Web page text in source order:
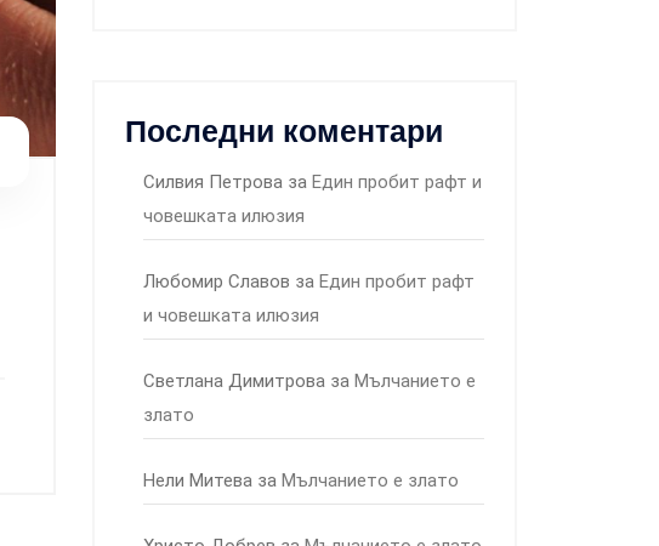
Последни коментари
Силвия Петрова за Един пробит рафт и
човешката илюзия
Любомир Славов за Един пробит рафт
и човешката илюзия
Светлана Димитрова за Мълчанието е
злато
Нели Митева за Мълчанието е злато